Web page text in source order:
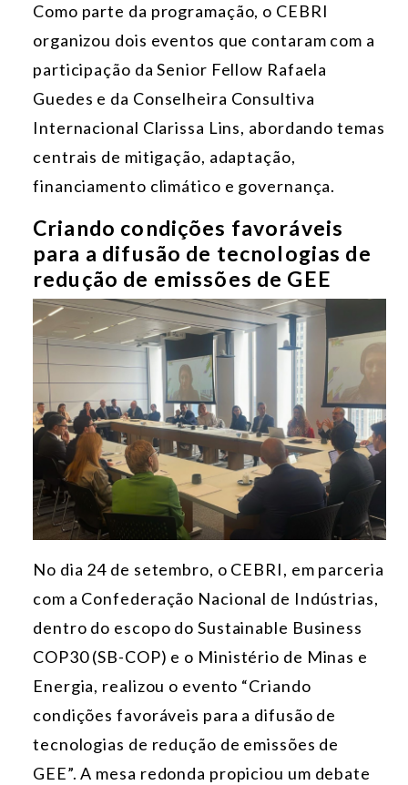
Como parte da programação, o CEBRI
organizou dois eventos que contaram com a
participação da Senior Fellow Rafaela
Guedes e da Conselheira Consultiva
Internacional Clarissa Lins, abordando temas
centrais de mitigação, adaptação,
financiamento climático e governança.
Criando condições favoráveis
para a difusão de tecnologias de
redução de emissões de GEE
No dia 24 de setembro, o CEBRI, em parceria
com a Confederação Nacional de Indústrias,
dentro do escopo do Sustainable Business
COP30 (SB-COP) e o Ministério de Minas e
Energia, realizou o evento “Criando
condições favoráveis para a difusão de
tecnologias de redução de emissões de
GEE”. A mesa redonda propiciou um debate